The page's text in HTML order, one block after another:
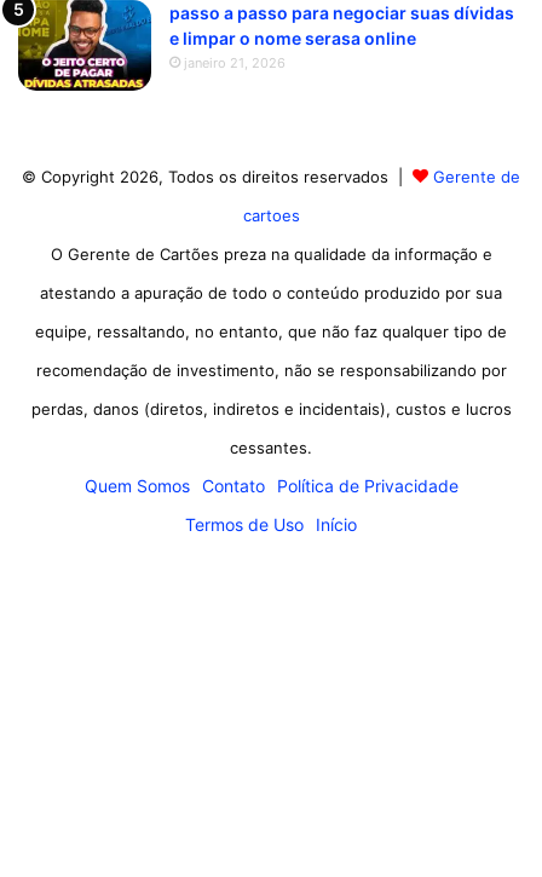
passo a passo para negociar suas dívidas
e limpar o nome serasa online
janeiro 21, 2026
© Copyright 2026, Todos os direitos reservados |
Gerente de
cartoes
O Gerente de Cartões preza na qualidade da informação e
atestando a apuração de todo o conteúdo produzido por sua
equipe, ressaltando, no entanto, que não faz qualquer tipo de
recomendação de investimento, não se responsabilizando por
perdas, danos (diretos, indiretos e incidentais), custos e lucros
cessantes.
Quem Somos Contato
Política de Privacidade
Termos de Uso
Início